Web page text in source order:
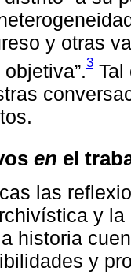
y otras
3 Tal
en el
las
y
historia
y